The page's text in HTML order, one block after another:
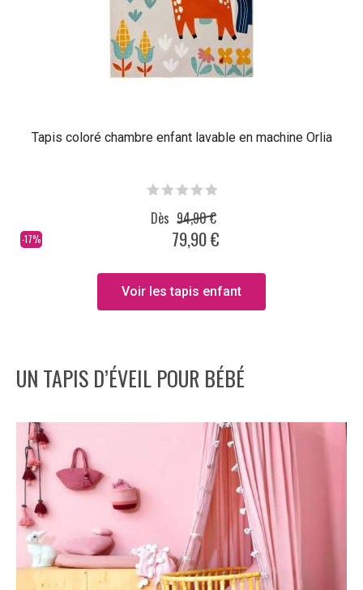
Tapis coloré chambre enfant lavable en machine Orlia
-17%
Dès 94,90 €
79,90 €
Voir les tapis enfant
UN TAPIS D’ÉVEIL POUR BÉBÉ